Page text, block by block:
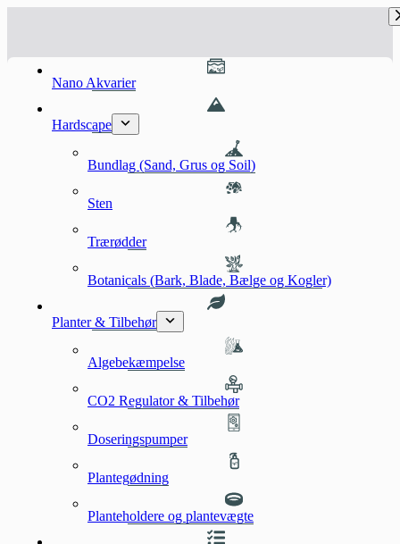
Nano Akvarier
Hardscape
Bundlag (Sand, Grus og Soil)
Sten
Trærødder
Botanicals (Bark, Blade, Bælge og Kogler)
Planter & Tilbehør
Algebekæmpelse
CO2 Regulator & Tilbehør
Doseringspumper
Plantegødning
Planteholdere og plantevægte